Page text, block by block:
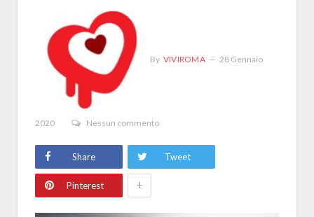
By VIVIROMA 28 Gennaio
2020 Nessun commento
Share Tweet
Pinterest +